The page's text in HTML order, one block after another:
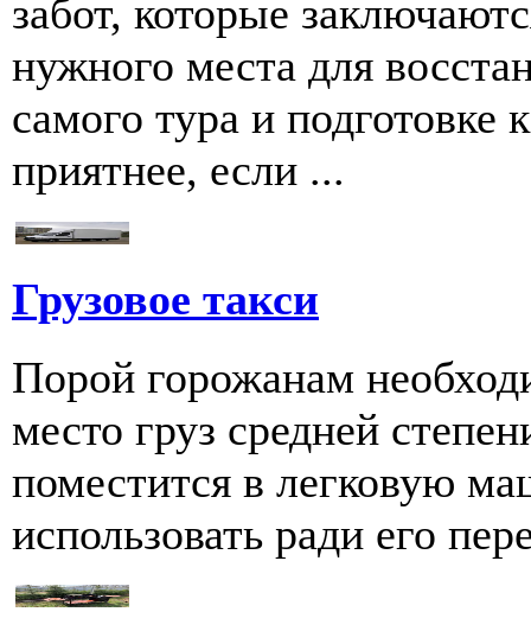
забот, которые
нужного места для
самого тура и подготовке
приятнее, если ...
Грузовое такси
Порой горожанам
место груз средней
поместится в легковую
использовать ради его